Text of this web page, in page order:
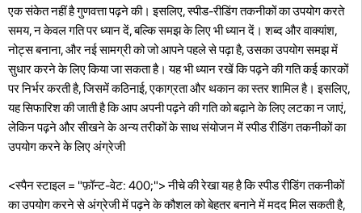
एक संकेत नहीं है गुणवत्ता पढ़ने की। इसलिए, स्पीड-रीडिंग तकनीकों का उपयोग करते
समय, न केवल गति पर ध्यान दें, बल्कि समझ के लिए भी ध्यान दें। शब्द और वाक्यांश,
नोट्स बनाना, और नई सामग्री को जो आपने पहले से पढ़ा है, उसका उपयोग समझ में
सुधार करने के लिए किया जा सकता है। यह भी ध्यान रखें कि पढ़ने की गति कई कारकों
पर निर्भर करती है, जिसमें कठिनाई, एकाग्रता और थकान का स्तर शामिल है। इसलिए,
यह सिफारिश की जाती है कि आप अपनी पढ़ने की गति को बढ़ाने के लिए लटका न जाएं,
लेकिन पढ़ने और सीखने के अन्य तरीकों के साथ संयोजन में स्पीड रीडिंग तकनीकों का
उपयोग करने के लिए अंग्रेजी
<स्पैन स्टाइल = "फ़ॉन्ट-वेट: 400;"> नीचे की रेखा यह है कि स्पीड रीडिंग तकनीकों
का उपयोग करने से अंग्रेजी में पढ़ने के कौशल को बेहतर बनाने में मदद मिल सकती है,